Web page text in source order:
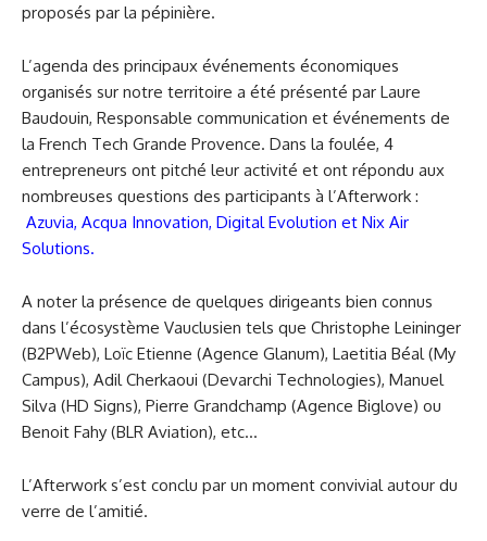
proposés par la pépinière.
L’agenda des principaux événements économiques
organisés sur notre territoire a été présenté par Laure
Baudouin, Responsable communication et événements de
la French Tech Grande Provence. Dans la foulée, 4
entrepreneurs ont pitché leur activité et ont répondu aux
nombreuses questions des participants à l’Afterwork :
Azuvia, Acqua Innovation, Digital Evolution et Nix Air
Solutions.
A noter la présence de quelques dirigeants bien connus
dans l’écosystème Vauclusien tels que Christophe Leininger
(B2PWeb), Loïc Etienne (Agence Glanum), Laetitia Béal (My
Campus), Adil Cherkaoui (Devarchi Technologies), Manuel
Silva (HD Signs), Pierre Grandchamp (Agence Biglove) ou
Benoit Fahy (BLR Aviation), etc…
L’Afterwork s’est conclu par un moment convivial autour du
verre de l’amitié.